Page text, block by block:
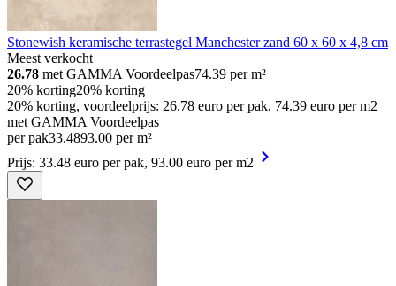
Stonewish keramische terrastegel Manchester zand 60 x 60 x 4,8 cm
Meest verkocht
26.78 met GAMMA Voordeelpas74.39 per m²
20% korting20% korting
20% korting, voordeelprijs: 26.78 euro per pak, 74.39 euro per m2
met GAMMA Voordeelpas
per pak33.4893.00 per m²
Prijs: 33.48 euro per pak, 93.00 euro per m2